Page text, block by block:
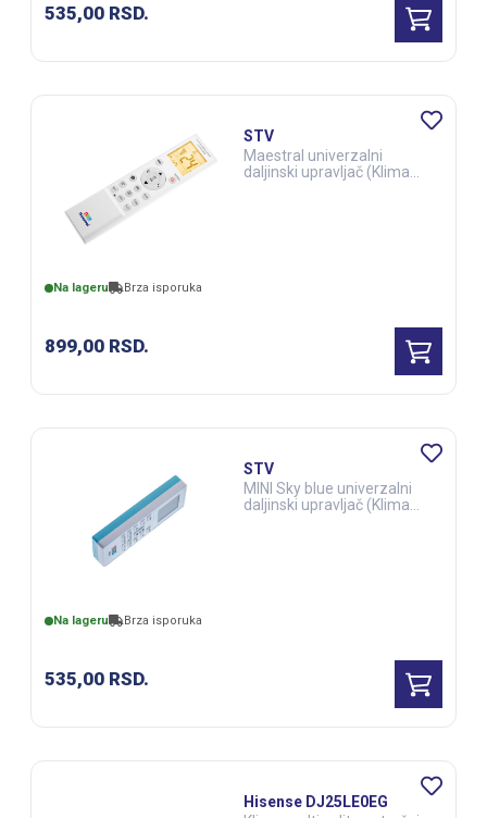
535,00 RSD.
Na lageru Brza isporuka
899,00 RSD.
STV
Maestral univerzalni
daljinski upravljač (Klima
Na lageru Brza isporuka
535,00 RSD.
STV
MINI Sky blue univerzalni
daljinski upravljač (Klima
Hisense DJ25LE0EG